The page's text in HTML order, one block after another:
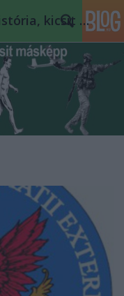
Had- és rendvédelem-história, kicsit másképp